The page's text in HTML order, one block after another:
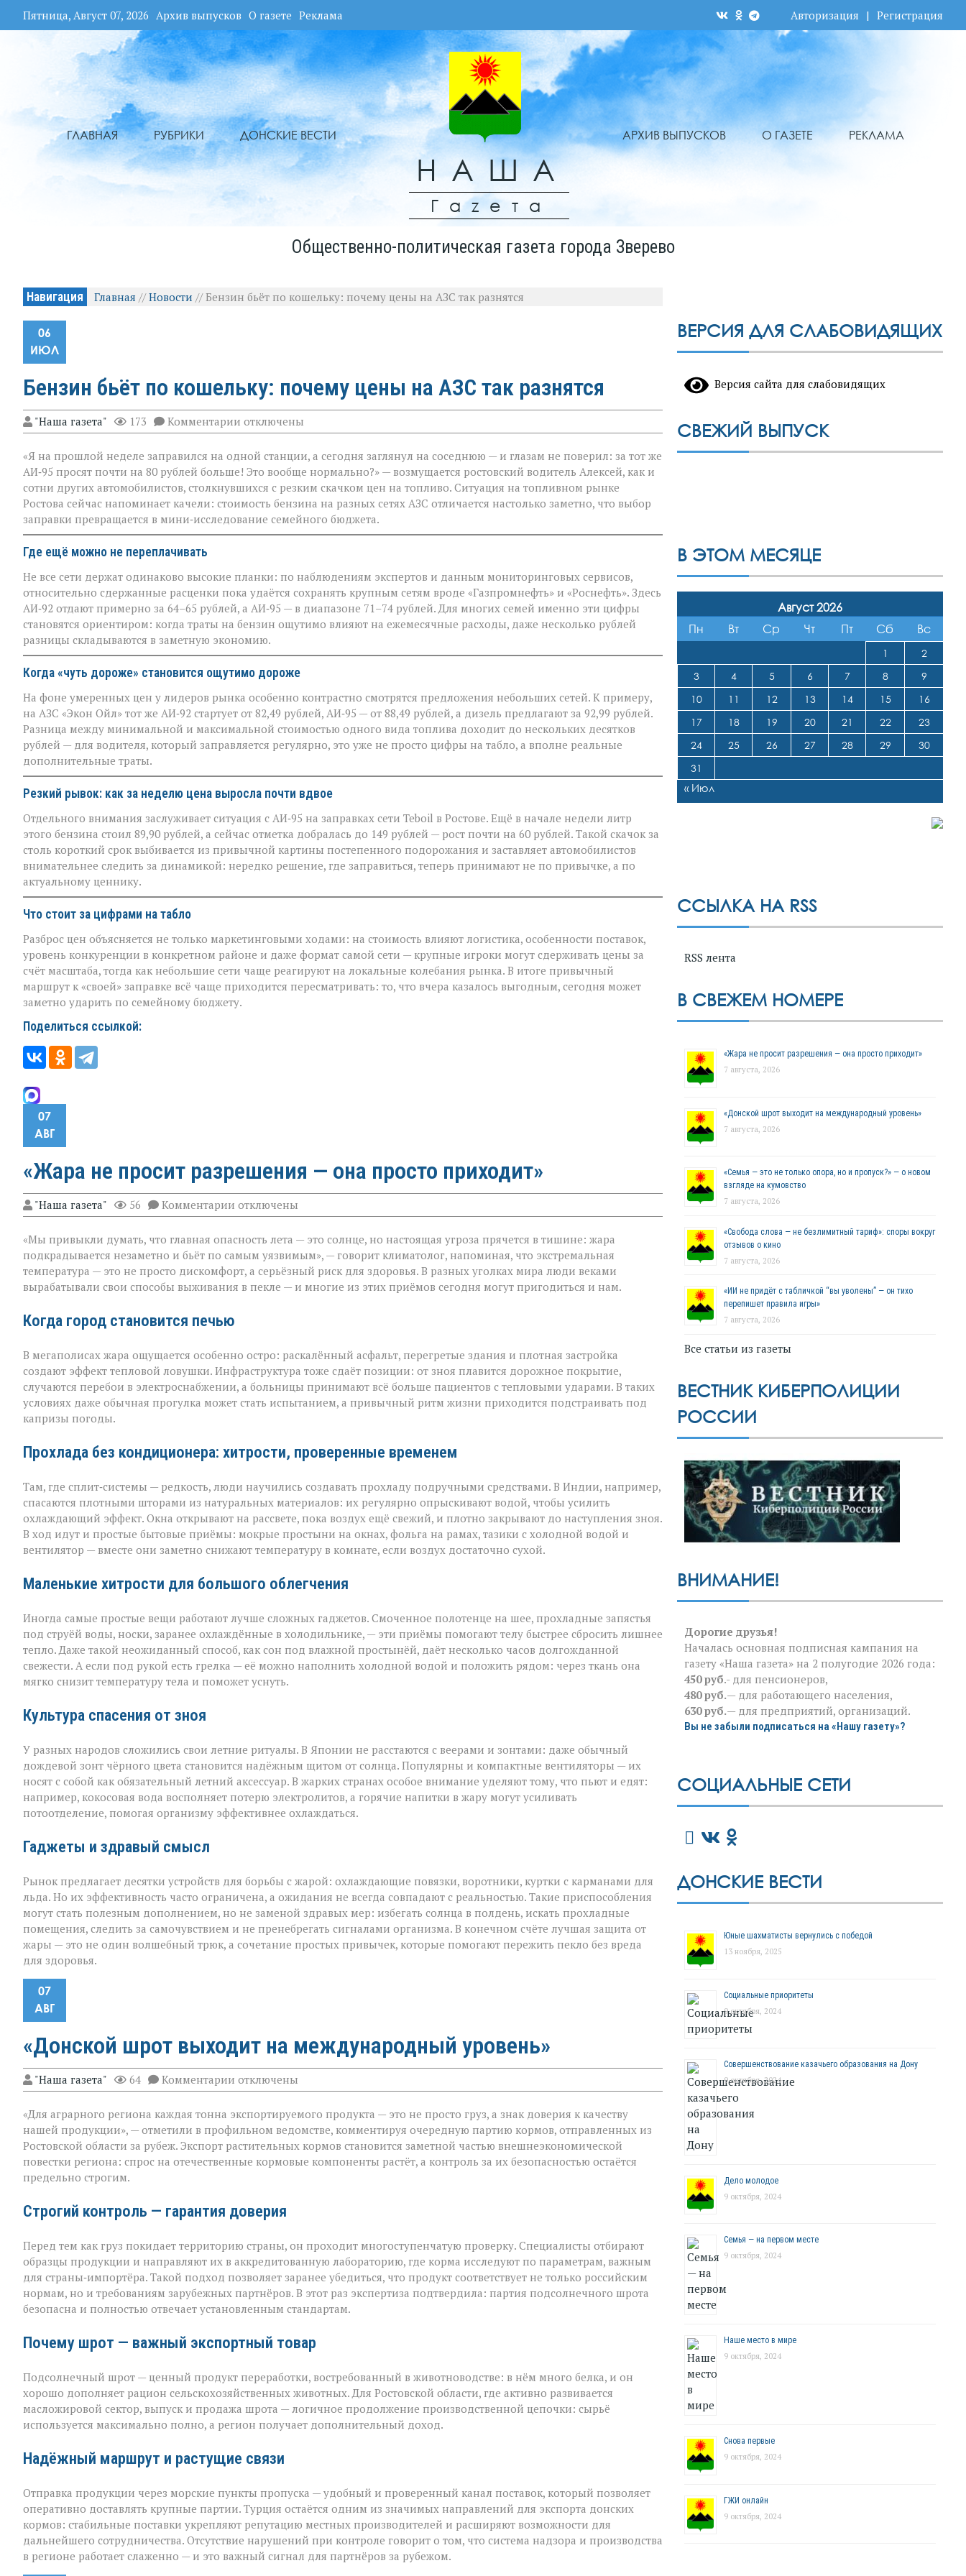
Пятница, Август 07, 2026 Архив выпусков О газете Реклама Авторизация | Регистрация
ГЛАВНАЯ РУБРИКИ ДОНСКИЕ ВЕСТИ
НАША
Гаzета
АРХИВ ВЫПУСКОВ О ГАЗЕТЕ РЕКЛАМА
Общественно-политическая газета города Зверево
Навигация Главная //Новости //Бензин бьёт по кошельку: почему цены на АЗС так разнятся
06
ИЮЛ
Бензин бьёт по кошельку: почему цены на АЗС так разнятся
"Наша газета" 173 Комментарии к
записи
бьёт
по
почему
цены
на
отключены
«Я на прошлой неделе заправился на одной станции, а сегодня заглянул на соседнюю — и глазам не поверил: за тот же
АИ‑95 просят почти на 80 рублей больше! Это вообще нормально?» — возмущается ростовский водитель Алексей, как и
сотни других автомобилистов, столкнувшихся с резким скачком цен на топливо. Ситуация на топливном рынке
Ростова сейчас напоминает качели: стоимость бензина на разных сетях АЗС отличается настолько заметно, что выбор
заправки превращается в мини‑исследование семейного бюджета.
Где ещё можно не переплачивать
Не все сети держат одинаково высокие планки: по наблюдениям экспертов и данным мониторинговых сервисов,
относительно сдержанные расценки пока удаётся сохранять крупным сетям вроде «Газпромнефть» и «Роснефть». Здесь
АИ‑92 отдают примерно за 64–65 рублей, а АИ‑95 — в диапазоне 71–74 рублей. Для многих семей именно эти цифры
становятся ориентиром: когда траты на бензин ощутимо влияют на ежемесячные расходы, даже несколько рублей
разницы складываются в заметную экономию.
Когда «чуть дороже» становится ощутимо дороже
На фоне умеренных цен у лидеров рынка особенно контрастно смотрятся предложения небольших сетей. К примеру,
на АЗС «Экон Ойл» тот же АИ‑92 стартует от 82,49 рублей, АИ‑95 — от 88,49 рублей, а дизель предлагают за 92,99 рублей.
Разница между минимальной и максимальной стоимостью одного вида топлива доходит до нескольких десятков
рублей — для водителя, который заправляется регулярно, это уже не просто цифры на табло, а вполне реальные
дополнительные траты.
Резкий рывок: как за неделю цена выросла почти вдвое
Отдельного внимания заслуживает ситуация с АИ‑95 на заправках сети Teboil в Ростове. Ещё в начале недели литр
этого бензина стоил 89,90 рублей, а сейчас отметка добралась до 149 рублей — рост почти на 60 рублей. Такой скачок за
столь короткий срок выбивается из привычной картины постепенного подорожания и заставляет автомобилистов
внимательнее следить за динамикой: нередко решение, где заправиться, теперь принимают не по привычке, а по
актуальному ценнику.
Что стоит за цифрами на табло
Разброс цен объясняется не только маркетинговыми ходами: на стоимость влияют логистика, особенности поставок,
уровень конкуренции в конкретном районе и даже формат самой сети — крупные игроки могут сдерживать цены за
счёт масштаба, тогда как небольшие сети чаще реагируют на локальные колебания рынка. В итоге привычный
маршрут к «своей» заправке всё чаще приходится пересматривать: то, что вчера казалось выгодным, сегодня может
заметно ударить по семейному бюджету.
Поделиться ссылкой:
07
АВГ
«Жара не просит разрешения — она просто приходит»
"Наша газета" 56 Комментарии к
записи
не
просит
разрешения — она
просто
приходит»
отключены
«Мы привыкли думать, что главная опасность лета — это солнце, но настоящая угроза прячется в тишине: жара
подкрадывается незаметно и бьёт по самым уязвимым», — говорит климатолог, напоминая, что экстремальная
температура — это не просто дискомфорт, а серьёзный риск для здоровья. В разных уголках мира люди веками
вырабатывали свои способы выживания в пекле — и многие из этих приёмов сегодня могут пригодиться и нам.
Когда город становится печью
В мегаполисах жара ощущается особенно остро: раскалённый асфальт, перегретые здания и плотная застройка
создают эффект тепловой ловушки. Инфраструктура тоже сдаёт позиции: от зноя плавится дорожное покрытие,
случаются перебои в электроснабжении, а больницы принимают всё больше пациентов с тепловыми ударами. В таких
условиях даже обычная прогулка может стать испытанием, а привычный ритм жизни приходится подстраивать под
капризы погоды.
Прохлада без кондиционера: хитрости, проверенные временем
Там, где сплит‑системы — редкость, люди научились создавать прохладу подручными средствами. В Индии, например,
спасаются плотными шторами из натуральных материалов: их регулярно опрыскивают водой, чтобы усилить
охлаждающий эффект. Окна открывают на рассвете, пока воздух ещё свежий, и плотно закрывают до наступления зноя.
В ход идут и простые бытовые приёмы: мокрые простыни на окнах, фольга на рамах, тазики с холодной водой и
вентилятор — вместе они заметно снижают температуру в комнате, если воздух достаточно сухой.
Маленькие хитрости для большого облегчения
Иногда самые простые вещи работают лучше сложных гаджетов. Смоченное полотенце на шее, прохладные запястья
под струёй воды, носки, заранее охлаждённые в холодильнике, — эти приёмы помогают телу быстрее сбросить лишнее
тепло. Даже такой неожиданный способ, как сон под влажной простынёй, даёт несколько часов долгожданной
свежести. А если под рукой есть грелка — её можно наполнить холодной водой и положить рядом: через ткань она
мягко снизит температуру тела и поможет уснуть.
Культура спасения от зноя
У разных народов сложились свои летние ритуалы. В Японии не расстаются с веерами и зонтами: даже обычный
дождевой зонт чёрного цвета становится надёжным щитом от солнца. Популярны и компактные вентиляторы — их
носят с собой как обязательный летний аксессуар. В жарких странах особое внимание уделяют тому, что пьют и едят:
например, кокосовая вода восполняет потерю электролитов, а горячие напитки в жару могут усиливать
потоотделение, помогая организму эффективнее охлаждаться.
Гаджеты и здравый смысл
Рынок предлагает десятки устройств для борьбы с жарой: охлаждающие повязки, воротники, куртки с карманами для
льда. Но их эффективность часто ограничена, а ожидания не всегда совпадают с реальностью. Такие приспособления
могут стать полезным дополнением, но не заменой здравых мер: избегать солнца в полдень, искать прохладные
помещения, следить за самочувствием и не пренебрегать сигналами организма. В конечном счёте лучшая защита от
жары — это не один волшебный трюк, а сочетание простых привычек, которые помогают пережить пекло без вреда
для здоровья.
07
АВГ
«Донской шрот выходит на международный уровень»
"Наша газета" 64 Комментарии к
записи
шрот
выходит
международный
уровень»
отключены
«Для аграрного региона каждая тонна экспортируемого продукта — это не просто груз, а знак доверия к качеству
нашей продукции», — отметили в профильном ведомстве, комментируя очередную партию кормов, отправленных из
Ростовской области за рубеж. Экспорт растительных кормов становится заметной частью внешнеэкономической
повестки региона: спрос на отечественные кормовые компоненты растёт, а контроль за их безопасностью остаётся
предельно строгим.
Строгий контроль — гарантия доверия
Перед тем как груз покидает территорию страны, он проходит многоступенчатую проверку. Специалисты отбирают
образцы продукции и направляют их в аккредитованную лабораторию, где корма исследуют по параметрам, важным
для страны‑импортёра. Такой подход позволяет заранее убедиться, что продукт соответствует не только российским
нормам, но и требованиям зарубежных партнёров. В этот раз экспертиза подтвердила: партия подсолнечного шрота
безопасна и полностью отвечает установленным стандартам.
Почему шрот — важный экспортный товар
Подсолнечный шрот — ценный продукт переработки, востребованный в животноводстве: в нём много белка, и он
хорошо дополняет рацион сельскохозяйственных животных. Для Ростовской области, где активно развивается
масложировой сектор, выпуск и продажа шрота — логичное продолжение производственной цепочки: сырьё
используется максимально полно, а регион получает дополнительный доход.
Надёжный маршрут и растущие связи
Отправка продукции через морские пункты пропуска — удобный и проверенный канал поставок, который позволяет
оперативно доставлять крупные партии. Турция остаётся одним из значимых направлений для экспорта донских
кормов: стабильные поставки укрепляют репутацию местных производителей и расширяют возможности для
дальнейшего сотрудничества. Отсутствие нарушений при контроле говорит о том, что система надзора и производства
в регионе работает слаженно — и это важный сигнал для партнёров за рубежом.
ВЕРСИЯ ДЛЯ СЛАБОВИДЯЩИХ
Версия сайта для слабовидящих
СВЕЖИЙ ВЫПУСК
В ЭТОМ МЕСЯЦЕ
Август 2026
Пн
Вт Ср Чт Пт Сб Вс
1
2
3
4 5 6 7 8
9
10
11 12 13 14 15
16
17
18 19 20 21 22
23
24
25 26 27 28 29
30
31
« Июл
ССЫЛКА НА RSS
RSS лента
В СВЕЖЕМ НОМЕРЕ
«Жара не просит разрешения — она просто приходит»
7 августа, 2026
«Донской шрот выходит на международный уровень»
7 августа, 2026
«Семья — это не только опора, но и пропуск?» — о новом
взгляде на кумовство
7 августа, 2026
«Свобода слова — не безлимитный тариф»: споры вокруг
отзывов о кино
7 августа, 2026
«ИИ не придёт с табличкой “вы уволены” — он тихо
перепишет правила игры»
7 августа, 2026
Все статьи из газеты
ВЕСТНИК КИБЕРПОЛИЦИИ
РОССИИ
ВНИМАНИЕ!
Дорогие друзья!
Началась основная подписная кампания на
газету «Наша газета» на 2 полугодие 2026 года:
450 руб.- для пенсионеров,
480 руб.— для работающего населения,
630 руб.— для предприятий, организаций.
Вы не забыли подписаться на «Нашу газету»?
СОЦИАЛЬНЫЕ СЕТИ
ДОНСКИЕ ВЕСТИ
Юные шахматисты вернулись с победой
13 ноября, 2025
Социальные приоритеты
9 октября, 2024
Совершенствование казачьего образования на Дону
9 октября, 2024
Дело молодое
9 октября, 2024
Семья — на первом месте
9 октября, 2024
Наше место в мире
9 октября, 2024
Снова первые
9 октября, 2024
ГЖИ онлайн
9 октября, 2024